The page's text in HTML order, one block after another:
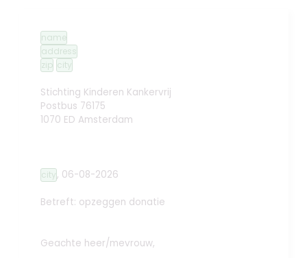
name
address
zip city
Stichting Kinderen Kankervrij
Postbus 76175
1070 ED Amsterdam
city, 06-08-2026
Betreft: opzeggen donatie
Geachte heer/mevrouw,